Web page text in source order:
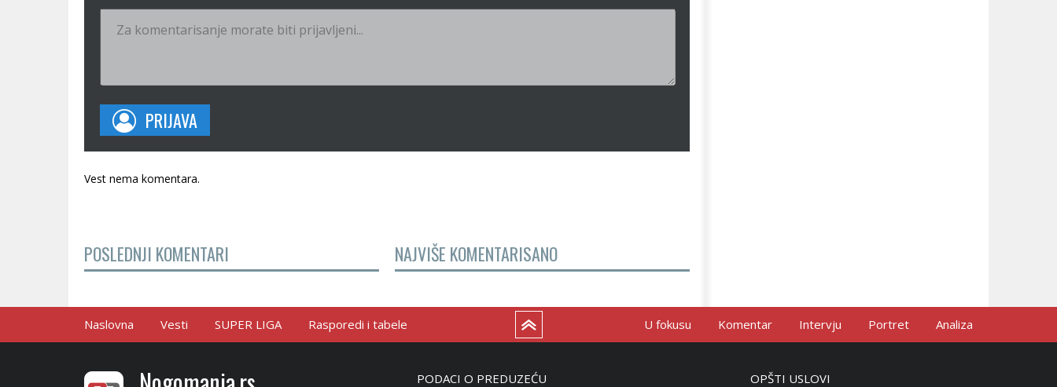
PRIJAVA
Vest nema komentara.
POSLEDNJI KOMENTARI NAJVIŠE KOMENTARISANO
Naslovna Vesti SUPER LIGA Rasporedi i tabele U fokusu Komentar Intervju Portret Analiza
PODACI O PREDUZEĆU OPŠTI USLOVI